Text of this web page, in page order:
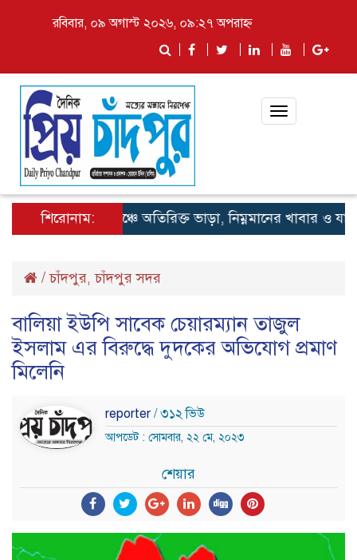
রবিবার, ০৯ অগাস্ট ২০২৬, ০৯:২৭ অপরাহ্ন
Toggle
শিরোনাম:লঞ্চে অতিরিক্ত ভাড়া, নিম্নমানের খাবার ও যাত্রী
/চাঁদপুর,চাঁদপুর সদর
বালিয়া ইউপি সাবেক চেয়ারম্যান তাজুল
ইসলাম এর বিরুদ্ধে দুদকের অভিযোগ প্রমাণ
মিলেনি
reporter / ৩১২ ভিউ
আপডেট : সোমবার, ২২ মে, ২০২৩
শেয়ার